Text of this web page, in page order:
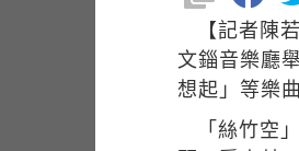
【記者
文錙音樂廳
想起」等樂
「絲竹空